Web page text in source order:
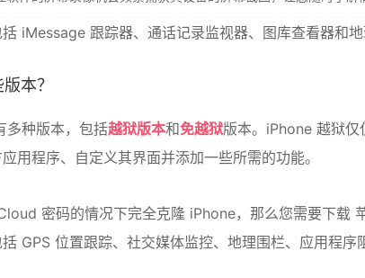
iMessage 跟踪器、通话记录监视器、图库查看器和地
本？
多种版本，包括越狱版本和免越狱版本。iPhone 越狱仅
用程序、自定义其界面并添加一些所需的功能。
密码的情况下完全克隆 iPhone，那么您需要下载
GPS 位置跟踪、社交媒体监控、地理围栏、应用程序